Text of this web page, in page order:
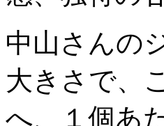
中山さんの
大きさで、
へ、１個あ